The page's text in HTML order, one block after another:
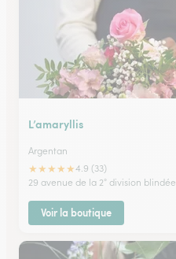
L’amaryllis
Argentan
★★★★★4.9 (33)
29 avenue de la 2° division blindée
Voir la boutique